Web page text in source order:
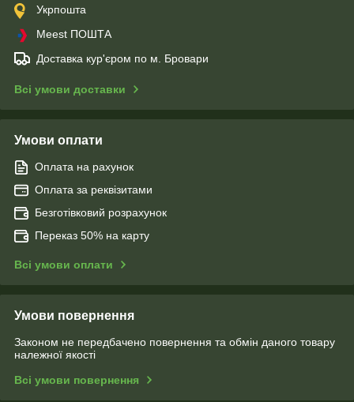
Укрпошта
Meest ПОШТА
Доставка кур'єром по м. Бровари
Всі умови доставки
Умови оплати
Оплата на рахунок
Оплата за реквізитами
Безготівковий розрахунок
Переказ 50% на карту
Всі умови оплати
Умови повернення
Законом не передбачено повернення та обмін даного товару
належної якості
Всі умови повернення